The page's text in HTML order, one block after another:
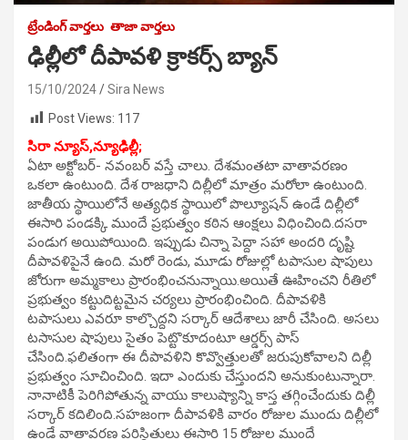
ట్రేండింగ్ వార్తలు తాజా వార్తలు
ఢిల్లీలో దీపావళి క్రాకర్స్ బ్యాన్
15/10/2024
Sira News
Post Views: 117
సిరా న్యూస్,న్యూఢిల్లీ;
ఏటా అక్టోబర్- నవంబర్ వస్తే చాలు. దేశమంతటా వాతావరణం
ఒకలా ఉంటుంది. దేశ రాజధాని దిల్లీలో మాత్రం మరోలా ఉంటుంది.
జాతీయ స్థాయిలోనే అత్యధిక స్థాయిలో పొల్యూషన్ ఉండే దిల్లీలో
ఈసారి పండక్కి ముందే ప్రభుత్వం కఠిన ఆంక్షలు విధించింది.దసరా
పండుగ అయిపోయింది. ఇప్పుడు చిన్నా పెద్దా సహా అందరి దృష్టి
దీపావళిపైనే ఉంది. మరో రెండు, మూడు రోజుల్లో టపాసుల షాపులు
జోరుగా అమ్మకాలు ప్రారంభించనున్నాయి.అయితే ఊహించని రీతిలో
ప్రభుత్వం కట్టుదిట్టమైన చర్యలు ప్రారంభించింది. దీపావళికి
టపాసులు ఎవరూ కాల్చొద్దని సర్కార్ ఆదేశాలు జారీ చేసింది. అసలు
టసాసుల షాపులు సైతం పెట్టొకూదంటూ ఆర్డర్స్ పాస్
చేసింది.ఫలితంగా ఈ దీపావళిని కొవ్వొత్తులతో జరుపుకోవాలని దిల్లీ
ప్రభుత్వం సూచించింది. ఇదా ఎందుకు చేస్తుందని అనుకుంటున్నారా.
నానాటికీ పెరిగిపోతున్న వాయు కాలుష్యాన్ని కాస్త తగ్గించేందుకు దిల్లీ
సర్కార్ కదిలింది.సహజంగా దీపావళికి వారం రోజుల ముందు దిల్లీలో
ఉండే వాతావరణ పరిస్థితులు ఈసారి 15 రోజుల ముందే